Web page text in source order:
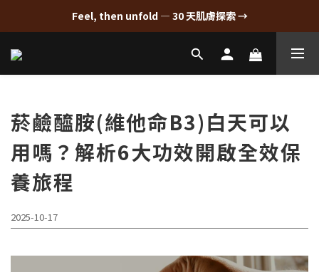
Feel, then unfold — 30 天肌膚探索 →
菸鹼醯胺(維他命B3)白天可以
用嗎？解析6大功效開啟全效保
養旅程
2025-10-17